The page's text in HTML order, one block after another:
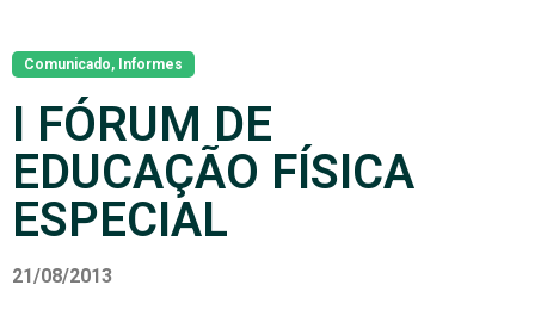
Comunicado, Informes
I FÓRUM DE
EDUCAÇÃO FÍSICA
ESPECIAL
21/08/2013